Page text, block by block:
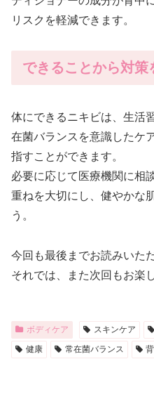
リスクを軽減できます。
できることから対策
体にできるニキビは、生活
在菌バランスを意識したケ
指すことができます。
必要に応じて医療機関に相
重ねを大切にし、健やかな
う。
今回も最後までお読みいた
それでは、また次回もお楽
ボディケア スキンケア
健康
常在菌バランス